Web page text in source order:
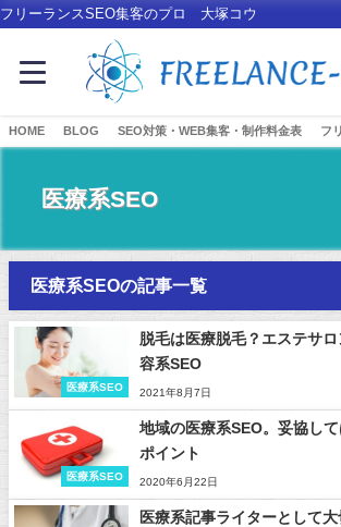
フリーランスSEO集客のプロ 大塚コウ
HOME BLOG SEO対策・WEB集客・制作料金表 フ
医療系SEO
医療系SEOの記事一覧
医療系SEO
脱毛は医療脱毛？エステサ
容系SEO
2021年8月7日
医療系SEO
地域の医療系SEO。妥協し
ポイント
2020年6月22日
医療系記事ライターとして